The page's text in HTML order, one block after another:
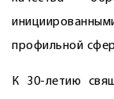
профильной
К 30-летию